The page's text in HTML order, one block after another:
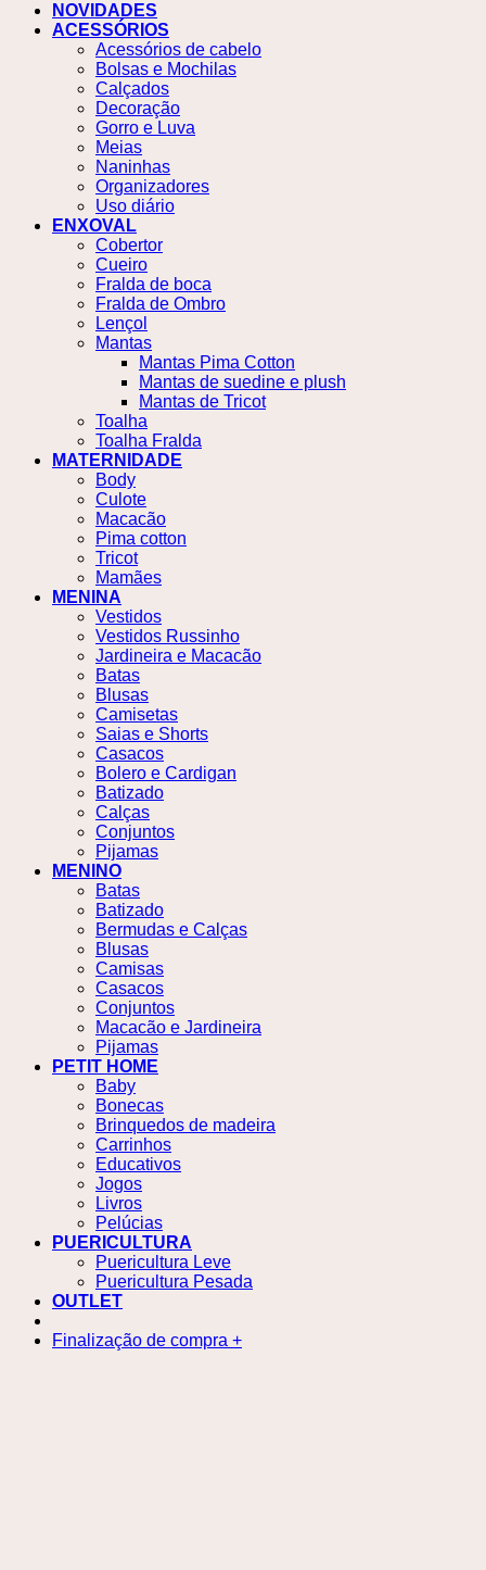
NOVIDADES
ACESSÓRIOS
Acessórios de cabelo
Bolsas e Mochilas
Calçados
Decoração
Gorro e Luva
Meias
Naninhas
Organizadores
Uso diário
ENXOVAL
Cobertor
Cueiro
Fralda de boca
Fralda de Ombro
Lençol
Mantas
Mantas Pima Cotton
Mantas de suedine e plush
Mantas de Tricot
Toalha
Toalha Fralda
MATERNIDADE
Body
Culote
Macacão
Pima cotton
Tricot
Mamães
MENINA
Vestidos
Vestidos Russinho
Jardineira e Macacão
Batas
Blusas
Camisetas
Saias e Shorts
Casacos
Bolero e Cardigan
Batizado
Calças
Conjuntos
Pijamas
MENINO
Batas
Batizado
Bermudas e Calças
Blusas
Camisas
Casacos
Conjuntos
Macacão e Jardineira
Pijamas
PETIT HOME
Baby
Bonecas
Brinquedos de madeira
Carrinhos
Educativos
Jogos
Livros
Pelúcias
PUERICULTURA
Puericultura Leve
Puericultura Pesada
OUTLET
Finalização de compra +